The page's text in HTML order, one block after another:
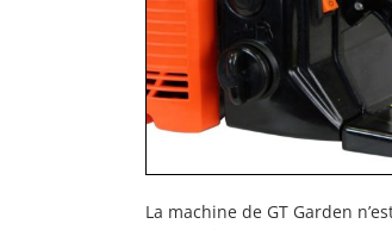
La machine de GT Garden